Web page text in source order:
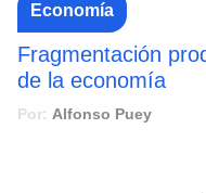
Economía
Fragmentación
de la economía
Por: Alfonso Puey